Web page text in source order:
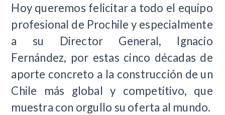
Hoy queremos felicitar a todo el equipo
profesional de Prochile y especialmente
a su Director General, Ignacio
Fernández, por estas cinco décadas de
aporte concreto a la construcción de un
Chile más global y competitivo, que
muestra con orgullo su oferta al mundo.